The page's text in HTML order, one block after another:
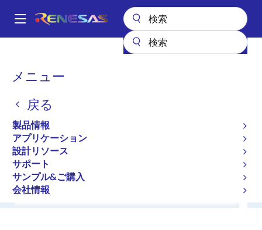
ン
Main
メニュー
戻る
製品情報
アプリケーション
設計リソース
サポート
サンプル&ご購入
会社情報
パ
く
ず
HZ5HC1
HZ5HC1
Diodes for Constant Voltage
概要